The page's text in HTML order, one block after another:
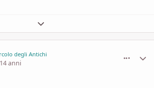
Espandi panoramica del topic
degli Antichi
14 anni